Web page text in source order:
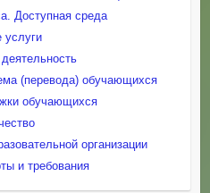
Доступная среда
услуги
(перевода) обучающихся
обучающихся
организации
и требования